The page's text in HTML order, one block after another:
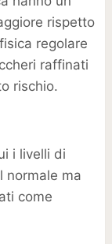
rispetto
regolare
raffinati
rischio.
i livelli di
normale ma
come